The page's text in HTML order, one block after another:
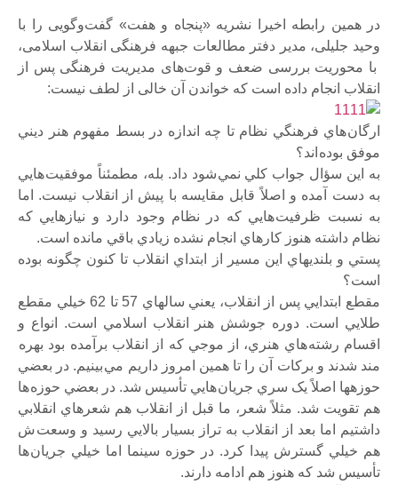
در همین رابطه اخیرا نشریه «پنجاه و هفت» گفت‌و‌گویی را با
وحید جلیلی، مدیر دفتر مطالعات جبهه فرهنگی انقلاب اسلامی،
با محوریت بررسی ضعف و قوت‌های مدیریت فرهنگی پس از
انقلاب انجام داده است که خواندن آن خالی از لطف نیست:
ارگان هاي فرهنگي نظام تا چه اندازه در بسط مفهوم هنر ديني
موفق بوده اند؟
به اين سؤال جواب کلي نمي شود داد. بله، مطمئناً موفقيت هايي
به دست آمده و اصلاً قابل مقايسه با پيش از انقلاب نيست. اما
به نسبت ظرفيت هايي که در نظام وجود دارد و نيازهايي که
نظام داشته هنوز کارهاي انجام نشده زيادي باقي مانده است.
پستي و بلنديهاي اين مسير از ابتداي انقلاب تا کنون چگونه بوده
است؟
مقطع ابتدايي پس از انقلاب، يعني سالهاي 57 تا 62 خيلي مقطع
طلايي است. دوره جوشش هنر انقلاب اسلامي است. انواع و
اقسام رشته هاي هنري، از موجي که از انقلاب برآمده بود بهره
مند شدند و برکات آن را تا همين امروز داريم مي بينيم. در بعضي
حوزهها اصلاً يک سري جريان هايي تأسيس شد. در بعضي حوزه ها
هم تقويت شد. مثلاً شعر، ما قبل از انقلاب هم شعرهاي انقلابي
داشتيم اما بعد از انقلاب به تراز بسيار بالايي رسيد و وسعت ش
هم خيلي گسترش پيدا کرد. در حوزه سينما اما خيلي جريان ها
تأسيس شد که هنوز هم ادامه دارند.